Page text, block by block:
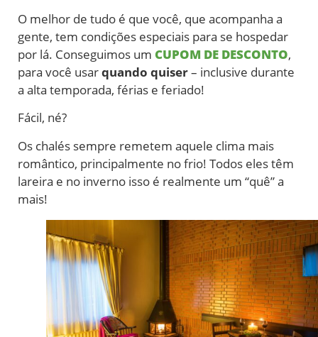
O melhor de tudo é que você, que acompanha a
gente, tem condições especiais para se hospedar
por lá. Conseguimos um CUPOM DE DESCONTO,
para você usarquando quiser– inclusive durante
a alta temporada, férias e feriado!
Fácil, né?
Os chalés sempre remetem aquele clima mais
romântico, principalmente no frio! Todos eles têm
lareira e no inverno isso é realmente um “quê” a
mais!